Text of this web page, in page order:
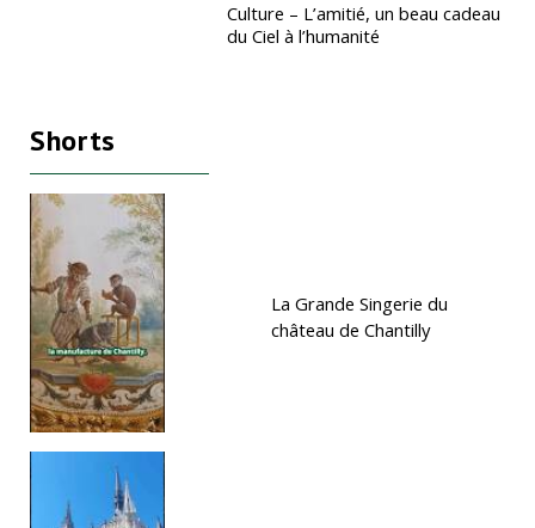
Culture – L’amitié, un beau cadeau
du Ciel à l’humanité
Shorts
La Grande Singerie du
château de Chantilly